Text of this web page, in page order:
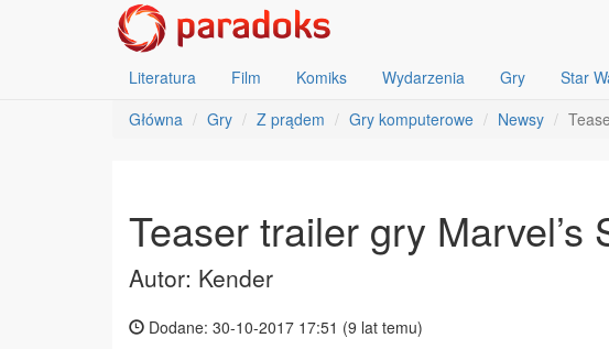
Literatura Film Komiks Wydarzenia Gry Star
Główna
Gry Z prądem Gry komputerowe Newsy
Teaser trailer gry Marvel’s
Autor: Kender
Dodane: 30-10-2017 17:51 (9 lat temu)